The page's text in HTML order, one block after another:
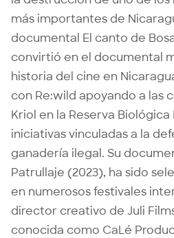
más importantes de
documental El canto de
convirtió en el documental
historia del cine en
con Re:wild apoyando a las
Kriol en la Reserva Biológica
iniciativas vinculadas a la
ganadería ilegal. Su
Patrullaje (2023), ha sido
en numerosos festivales
director creativo de Juli
conocida como CaLé